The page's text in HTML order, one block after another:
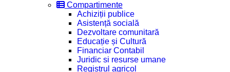
Compartimente
Achiziții publice
Asistență socială
Dezvoltare comunitară
Educație și Cultură
Financiar Contabil
Juridic si resurse umane
Registrul agricol